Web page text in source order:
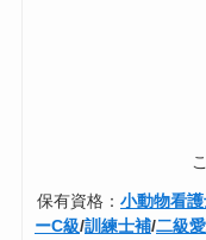
保有資格： 小動物看
ーC級/訓練士補/二級